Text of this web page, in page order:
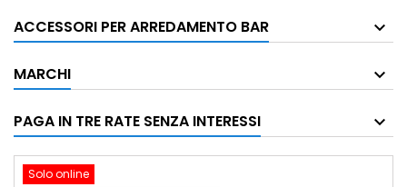
ACCESSORI PER ARREDAMENTO BAR
MARCHI
PAGA IN TRE RATE SENZA INTERESSI
Solo online